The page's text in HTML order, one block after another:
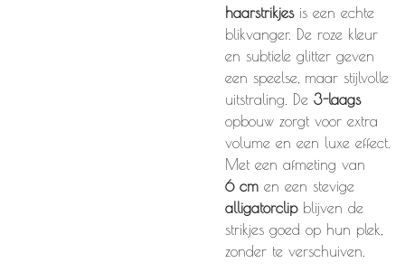
haarstrikjesis een echte
blikvanger. De roze kleur
en subtiele glitter geven
een speelse, maar stijlvolle
uitstraling. De 3-laags
opbouw zorgt voor extra
volume en een luxe effect.
Met een afmeting van
6cm en een stevige
alligatorclipblijven de
strikjes goed op hun plek,
zonder te verschuiven.